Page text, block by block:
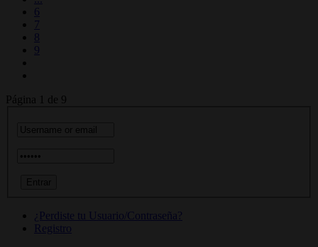
6
7
8
9
Página 1 de 9
¿Perdiste tu Usuario/Contraseña?
Registro